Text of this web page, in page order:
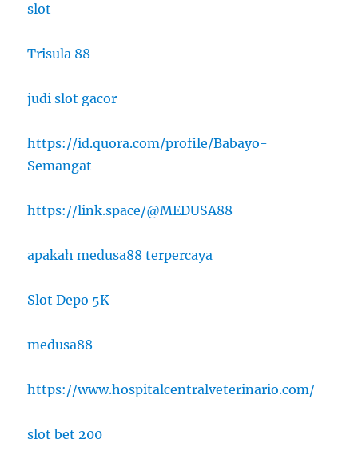
slot
Trisula 88
judi slot gacor
https://id.quora.com/profile/Babayo-
Semangat
https://link.space/@MEDUSA88
apakah medusa88 terpercaya
Slot Depo 5K
medusa88
https://www.hospitalcentralveterinario.com/
slot bet 200